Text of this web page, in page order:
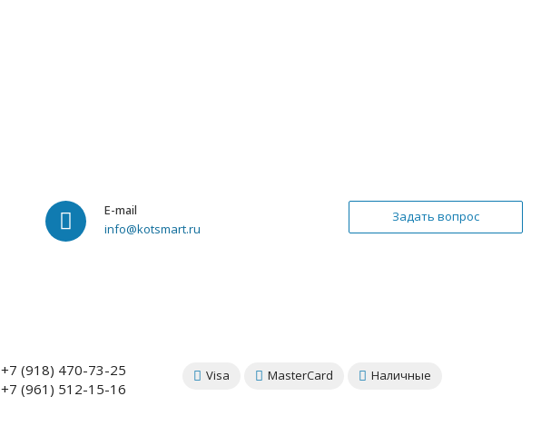
E-mail
info@kotsmart.ru
Задать вопрос
+7 (918) 470-73-25
+7 (961) 512-15-16
Visa MasterCard Наличные